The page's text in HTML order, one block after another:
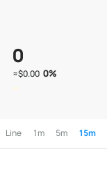
0
≈$0.00 0%
Line 1m 5m 15m